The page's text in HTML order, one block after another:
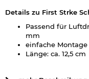
Details zu First Strke
Passend für
mm
einfache Montage
Länge: ca. 12,5 cm